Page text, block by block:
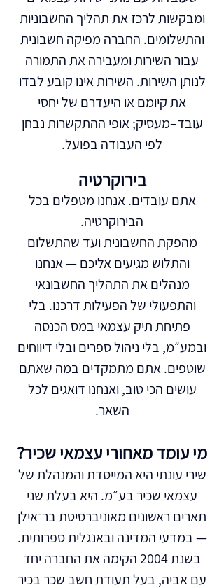
ומבקשות לרכז את תהליך החשבוניות
והתשלומים. החברה מפיקה חשבונית
עבור השירות ומעבירה את התמורה
לנותן השירות. השירות אינו קובע לבדו
את קיומם או היעדרם של יחסי
עובד–מעסיק; אופי ההתקשרות נבחן
לפי העבודה בפועל.
בירוקרטיה
אתם עובדים. אנחנו מטפלים בכל
הבירוקרטיה.
מהפקת החשבונית ועד שהתשלום
והתלוש מגיעים אליכם — אנחנו
מנהלים את התהליך החשבונאי
והתפעולי של הפעילות דרכנו. בלי
פתיחת תיק עצמאי במס הכנסה
ובמע״מ, בלי ניהול ספרים ובלי דיווחים
שוטפים. אתם מתמקדים במה שאתם
עושים הכי טוב, ואנחנו דואגים לכל
השאר.
מי עומד מאחורי עצמאי שכיר?
שירי עונתי היא המייסדת והמנהלת של
עצמאי שכיר בע״מ. היא בעלת שני
תארים ראשונים מאוניברסיטת בר־אילן
— במדעי המדינה ובאנגלית ספרותית.
בשנת 2004 הקימה את החברה יחד
עם אביה, בעל תעודת חשב שכר בכיר